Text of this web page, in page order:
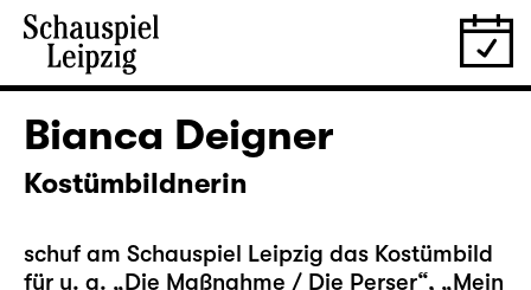
Bianca Deigner
Kostümbildnerin
schuf am Schauspiel Leipzig das Kostümbild
für u. a. „Die Maßnahme / Die Perser“, „Mein